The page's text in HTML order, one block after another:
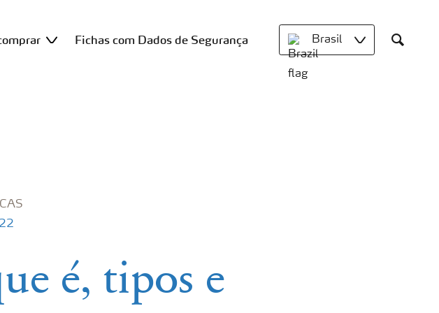
Fichas com Dados de Segurança Brasil
Search
é, tipos e